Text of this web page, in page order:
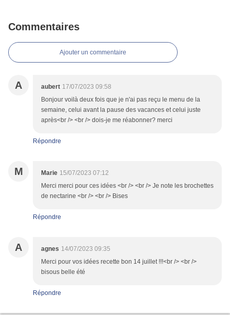
Commentaires
Ajouter un commentaire
A aubert 17/07/2023 09:58
Bonjour voilà deux fois que je n'ai pas reçu le menu de la
semaine, celui avant la pause des vacances et celui juste
après<br /> <br /> dois-je me réabonner? merci
Répondre
M Marie 15/07/2023 07:12
Merci merci pour ces idées <br /> <br /> Je note les brochettes
de nectarine <br /> <br /> Bises
Répondre
A agnes 14/07/2023 09:35
Merci pour vos idées recette bon 14 juillet !!!<br /> <br />
bisous belle été
Répondre